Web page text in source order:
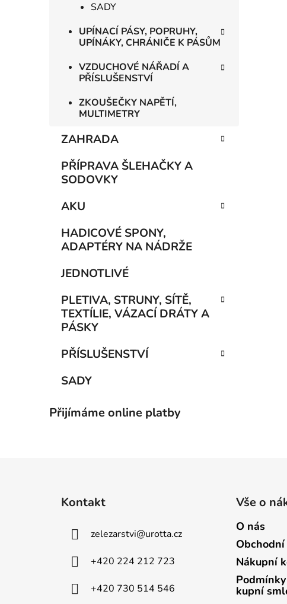
SADY
UPÍNACÍ PÁSY, POPRUHY,
UPÍNÁKY, CHRÁNIČE K PÁSŮM
VZDUCHOVÉ NÁŘADÍ A
PŘÍSLUŠENSTVÍ
ZKOUŠEČKY NAPĚTÍ,
MULTIMETRY
ZAHRADA
PŘÍPRAVA ŠLEHAČKY A
SODOVKY
AKU
HADICOVÉ SPONY,
ADAPTÉRY NA NÁDRŽE
JEDNOTLIVÉ
PLETIVA, STRUNY, SÍTĚ,
TEXTÍLIE, VÁZACÍ DRÁTY A
PÁSKY
PŘÍSLUŠENSTVÍ
SADY
Přijímáme online platby
Kontakt
zelezarstvi@urotta.cz
+420 224 212 723
+420 730 514 546
Vše o
O nás
Nákupní
kupní